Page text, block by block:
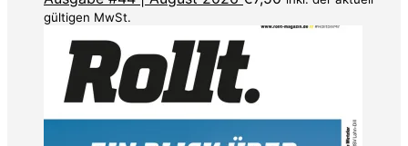
gültigen MwSt.